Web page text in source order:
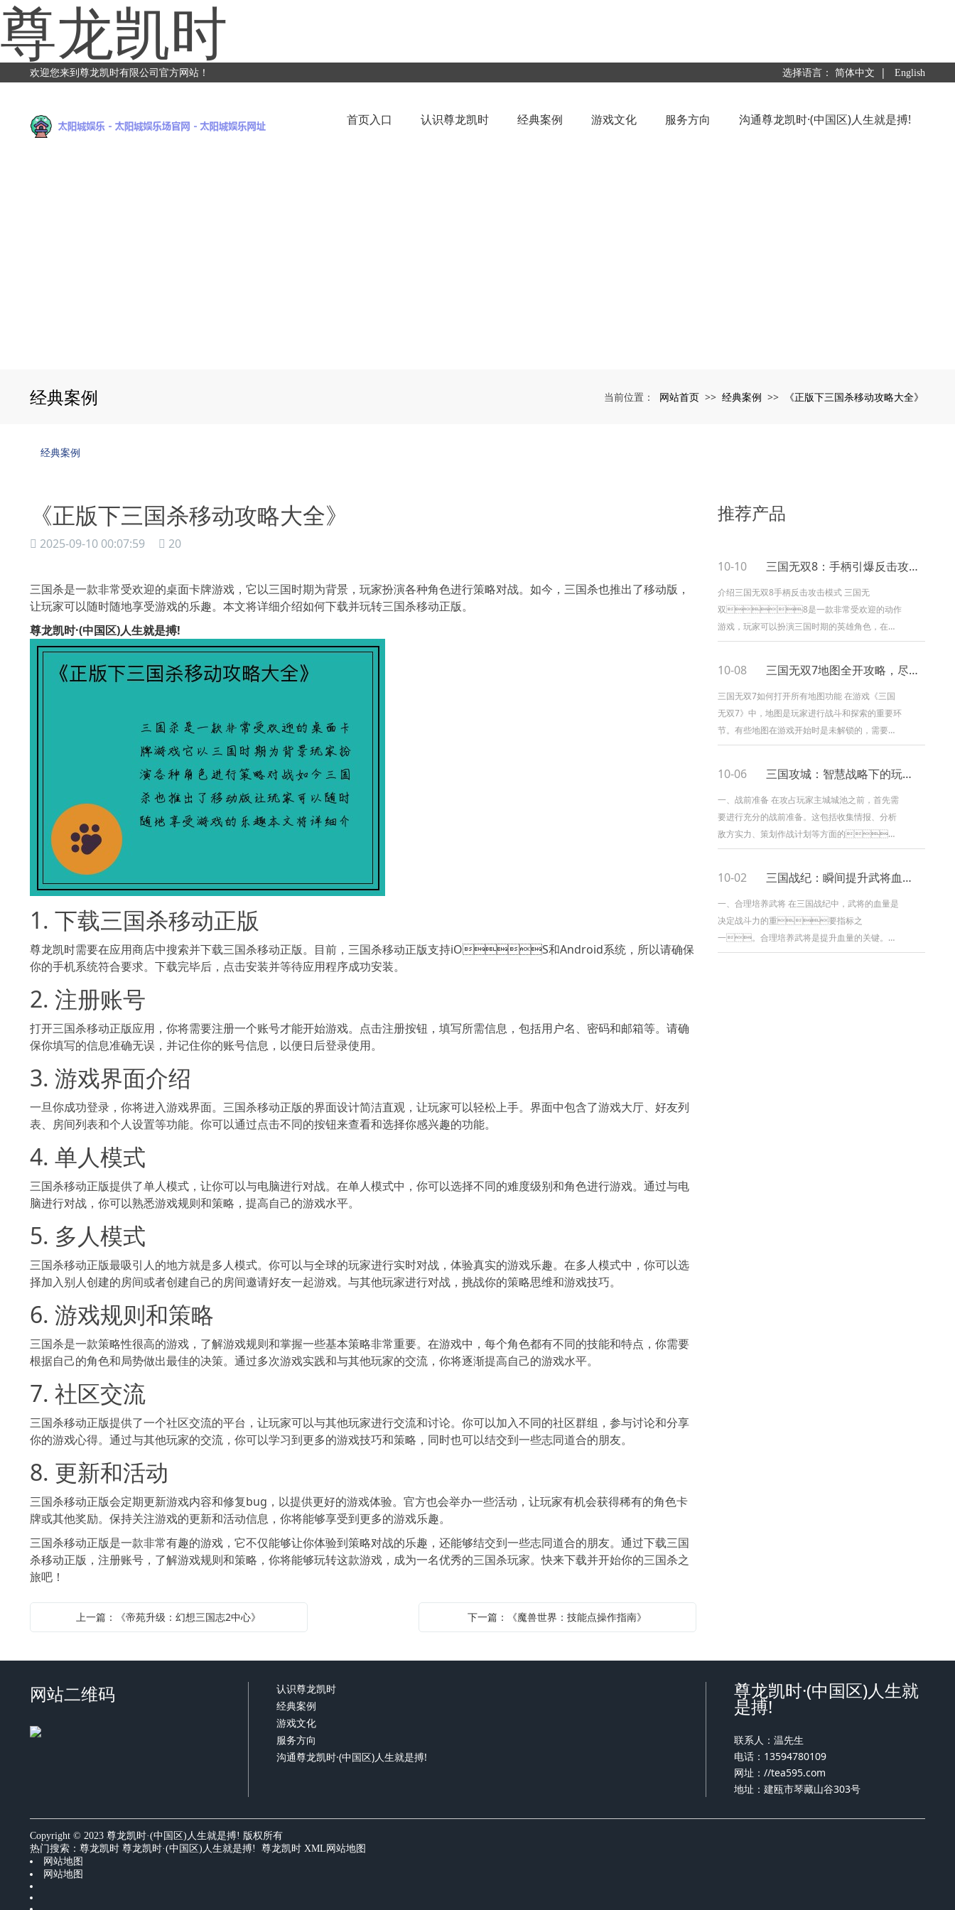
尊龙凯时
欢迎您来到尊龙凯时有限公司官方网站！ 选择语言： 简体中文 | English
首页入口 认识尊龙凯时 经典案例 游戏文化 服务方向 沟通尊龙凯时·(中国区)人生就是搏!
经典案例 当前位置： 网站首页 >> 经典案例 >> 《正版下三国杀移动攻略大全》
经典案例
《正版下三国杀移动攻略大全》
2025-09-10 00:07:59 20
三国杀是一款非常受欢迎的桌面卡牌游戏，它以三国时期为背景，玩家扮演各种角色进行策略对战。如今，三国杀也推出了移动版，
让玩家可以随时随地享受游戏的乐趣。本文将详细介绍如何下载并玩转三国杀移动正版。
尊龙凯时·(中国区)人生就是搏!
1. 下载三国杀移动正版
尊龙凯时需要在应用商店中搜索并下载三国杀移动正版。目前，三国杀移动正版支持iOS和Android系统，所以请确保
你的手机系统符合要求。下载完毕后，点击安装并等待应用程序成功安装。
2. 注册账号
打开三国杀移动正版应用，你将需要注册一个账号才能开始游戏。点击注册按钮，填写所需信息，包括用户名、密码和邮箱等。请确
保你填写的信息准确无误，并记住你的账号信息，以便日后登录使用。
3. 游戏界面介绍
一旦你成功登录，你将进入游戏界面。三国杀移动正版的界面设计简洁直观，让玩家可以轻松上手。界面中包含了游戏大厅、好友列
表、房间列表和个人设置等功能。你可以通过点击不同的按钮来查看和选择你感兴趣的功能。
4. 单人模式
三国杀移动正版提供了单人模式，让你可以与电脑进行对战。在单人模式中，你可以选择不同的难度级别和角色进行游戏。通过与电
脑进行对战，你可以熟悉游戏规则和策略，提高自己的游戏水平。
5. 多人模式
三国杀移动正版最吸引人的地方就是多人模式。你可以与全球的玩家进行实时对战，体验真实的游戏乐趣。在多人模式中，你可以选
择加入别人创建的房间或者创建自己的房间邀请好友一起游戏。与其他玩家进行对战，挑战你的策略思维和游戏技巧。
6. 游戏规则和策略
三国杀是一款策略性很高的游戏，了解游戏规则和掌握一些基本策略非常重要。在游戏中，每个角色都有不同的技能和特点，你需要
根据自己的角色和局势做出最佳的决策。通过多次游戏实践和与其他玩家的交流，你将逐渐提高自己的游戏水平。
7. 社区交流
三国杀移动正版提供了一个社区交流的平台，让玩家可以与其他玩家进行交流和讨论。你可以加入不同的社区群组，参与讨论和分享
你的游戏心得。通过与其他玩家的交流，你可以学习到更多的游戏技巧和策略，同时也可以结交到一些志同道合的朋友。
8. 更新和活动
三国杀移动正版会定期更新游戏内容和修复bug，以提供更好的游戏体验。官方也会举办一些活动，让玩家有机会获得稀有的角色卡
牌或其他奖励。保持关注游戏的更新和活动信息，你将能够享受到更多的游戏乐趣。
三国杀移动正版是一款非常有趣的游戏，它不仅能够让你体验到策略对战的乐趣，还能够结交到一些志同道合的朋友。通过下载三国
杀移动正版，注册账号，了解游戏规则和策略，你将能够玩转这款游戏，成为一名优秀的三国杀玩家。快来下载并开始你的三国杀之
旅吧！
上一篇：《帝苑升级：幻想三国志2中心》 下一篇：《魔兽世界：技能点操作指南》
推荐产品
10-10 三国无双8：手柄引爆反击攻击模式
介绍三国无双8手柄反击攻击模式 三国无
双8是一款非常受欢迎的动作
游戏，玩家可以扮演三国时期的英雄角色，在战
场上与敌人展开激烈的对战。游戏中有
特殊的攻击模式就是反击攻击模式。...
10-08 三国无双7地图全开攻略，尽享无尽战斗乐趣
三国无双7如何打开所有地图功能 在游戏《三国
无双7》中，地图是玩家进行战斗和探索的重要环
节。有些地图在游戏开始时是未解锁的，需要玩
家完成特定任务或达到一定条件才能
有地图功...
10-06 三国攻城：智慧战略下的玩家主城争夺
一、战前准备 在攻占玩家主城城池之前，首先需
要进行充分的战前准备。这包括收集情报、分析
敌方实力、策划作战计划等方面的工
作。 收集情报是非常重要的一步。玩家可以通过
10-02 三国战纪：瞬间提升武将血量的秘籍
一、合理培养武将 在三国战纪中，武将的血量是
决定战斗力的重要指标之
一。合理培养武将是提升血量的关键。选
择合适的武将进行培养，可以根据武将的属性和
网站二维码
认识尊龙凯时
经典案例
游戏文化
服务方向
沟通尊龙凯时·(中国区)人生就是搏!
尊龙凯时·(中国区)人生就
是搏!
联系人：温先生
电话：13594780109
网址：//tea595.com
地址：建瓯市琴藏山谷303号
Copyright © 2023 尊龙凯时·(中国区)人生就是搏! 版权所有
热门搜索： 尊龙凯时 尊龙凯时·(中国区)人生就是搏! 尊龙凯时 XML网站地图
网站地图
网站地图